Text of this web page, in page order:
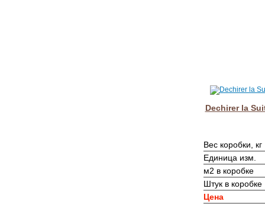
Dechirer la
Вес коробки, кг
Единица изм.
м2 в коробке
Штук в коробке
Цена